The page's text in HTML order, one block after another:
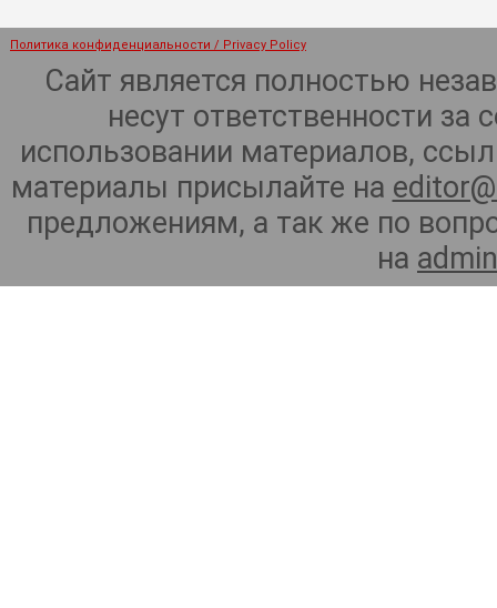
Политика конфиденциальности / Privacy Policy
Сайт является полностью
несут ответственности
использовании материалов,
материалы присылайте на
предложениям, а так же по
на